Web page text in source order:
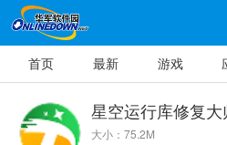
首页 最新 游戏
星空运行库修复大
大小：75.2M